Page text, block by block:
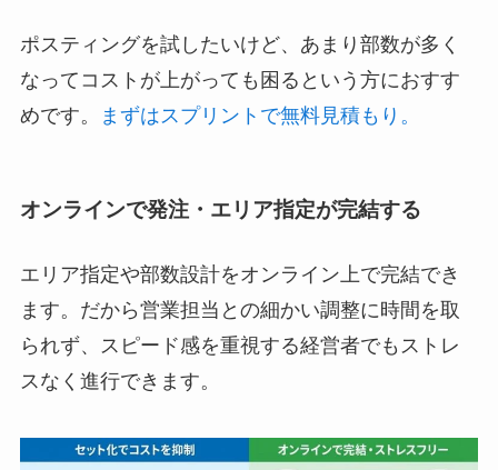
ポスティングを試したいけど、あまり部数が多く
なってコストが上がっても困るという方におすす
めです。
まずはスプリントで無料見積もり。
オンラインで発注・エリア指定が完結する
エリア指定や部数設計をオンライン上で完結でき
ます。だから営業担当との細かい調整に時間を取
られず、スピード感を重視する経営者でもストレ
スなく進行できます。